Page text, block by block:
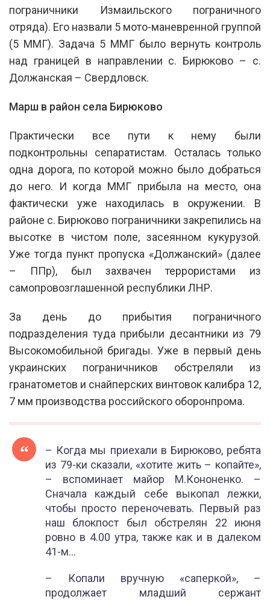
пограничники Измаильского пограничного
отряда). Его назвали 5 мото-маневренной группой
(5 ММГ). Задача 5 ММГ было вернуть контроль
над границей в направлении с. Бирюково – с.
Должанская – Свердловск.
Марш в район села Бирюково
Практически все пути к нему были
подконтрольны сепаратистам. Осталась только
одна дорога, по которой можно было добраться
до него. И когда ММГ прибыла на место, она
фактически уже находилась в окружении. В
районе с. Бирюково пограничники закрепились на
высотке в чистом поле, засеянном кукурузой.
Уже тогда пункт пропуска «Должанский» (далее
– ППр), был захвачен террористами из
самопровозглашенной республики ЛНР.
За день до прибытия пограничного
подразделения туда прибыли десантники из 79
Высокомобильной бригады. Уже в первый день
украинских пограничников обстреляли из
гранатометов и снайперских винтовок калибра 12,
7 мм производства российского оборонпрома.
– Когда мы приехали в Бирюково, ребята
из 79-ки сказали, «хотите жить – копайте»,
– вспоминает майор М.Кононенко. –
Сначала каждый себе выкопал лежки,
чтобы просто переночевать. Первый раз
наш блокпост был обстрелян 22 июня
ровно в 4.00 утра, также как и в далеком
41-м…
– Копали вручную «саперкой», –
продолжает младший сержант